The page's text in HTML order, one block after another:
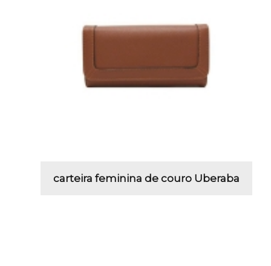
carteira feminina de couro Uberaba